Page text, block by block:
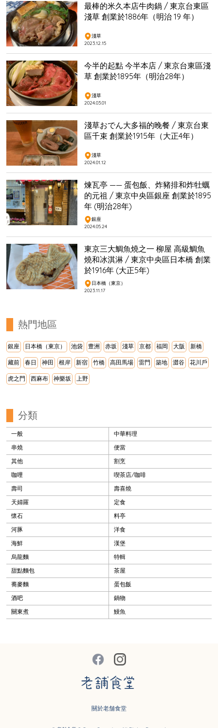
最棒的米久本店牛肉鍋 / 東京台東區
淺草 創業於1886年（明治 19 年）
淺草
2023.12.15
今半的起點 今半本店 / 東京台東區淺
草 創業於1895年（明治28年）
淺草
2024.03.01
淺草おでん大多福的晚餐 / 東京台東
區千束 創業於1915年（大正4年）
淺草
2024.01.12
煉瓦亭 —— 蛋包飯、炸豬排和炸牡蠣
的元祖 / 東京中央區銀座 創業於1895
年 (明治28年)
銀座
2024.05.24
東京三大鯛魚燒之一 柳屋 高級鯛魚
燒和冰淇淋 / 東京中央區日本橋 創業
於1916年 (大正5年)
日本橋（東京）
2023.11.17
熱門地區
銀座 日本橋（東京） 池袋 豊洲 赤坂 淺草 京都 福岡 大阪 新橋
藏前 春日 神田 根岸 新宿 竹橋 高田馬場 雷門 築地 澀谷 花川戶
虎之門 西麻布 神樂坂 上野
分類
一般
中華料理
串燒
便當
其他
割烹
咖哩
喫茶店/咖啡
壽司
壽喜燒
天婦羅
定食
懷石
料亭
河豚
洋食
海鮮
漢堡
烏龍麵
特輯
甜點麵包
茶屋
蕎麥麵
蛋包飯
酒吧
鍋物
關東煮
鰻魚
關於老舗食堂